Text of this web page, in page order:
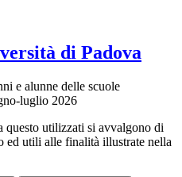
di Padova
e alunne delle scuole
luglio 2026
questo utilizzati si avvalgono di
ed utili alle finalità illustrate nella